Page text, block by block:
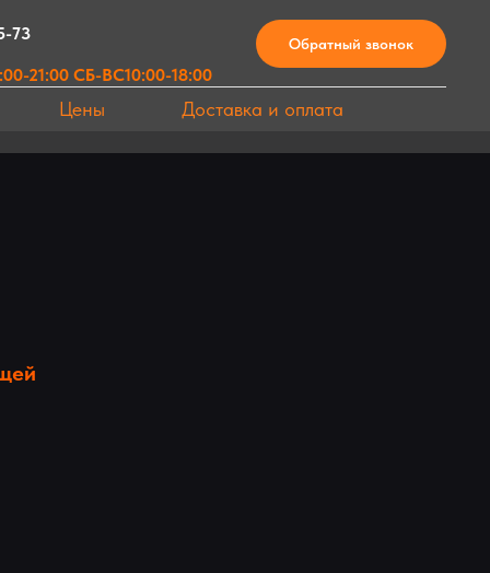
73
21:00 СБ-ВС10:00-18:00
Обратный звонок
Цены Доставка и оплата